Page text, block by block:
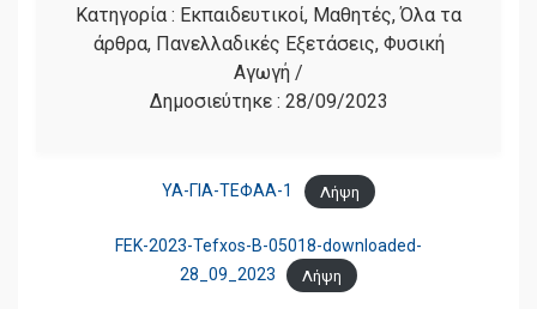
Κατηγορία : Εκπαιδευτικοί, Μαθητές,Όλα τα
άρθρα, Πανελλαδικές Εξετάσεις, Φυσική
Αγωγή /
Δημοσιεύτηκε : 28/09/2023
ΥΑ-ΓΙΑ-ΤΕΦΑΑ-1 Λήψη
FEK-2023-Tefxos-B-05018-downloaded-
28_09_2023
Λήψη